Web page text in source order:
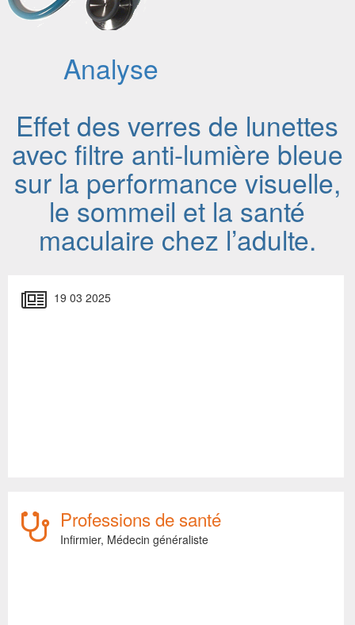
Analyse
Effet des verres de lunettes
avec filtre anti-lumière bleue
sur la performance visuelle,
le sommeil et la santé
maculaire chez l’adulte.
19 03 2025
Professions de santé
Infirmier, Médecin généraliste